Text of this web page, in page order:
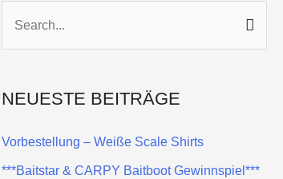
hNEUESTE BEITRÄGE
Vorbestellung – Weiße Scale Shirts
***Baitstar & CARPY Baitboot Gewinnspiel***